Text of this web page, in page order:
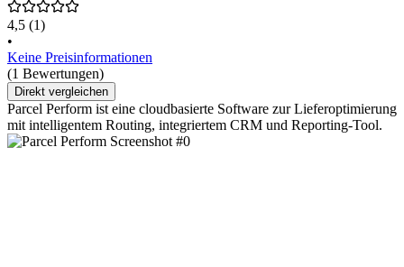
4,5 (1)
•
Keine Preisinformationen
(1 Bewertungen)
Direkt vergleichen
Parcel Perform ist eine cloudbasierte Software zur Lieferoptimierung
mit intelligentem Routing, integriertem CRM und Reporting-Tool.